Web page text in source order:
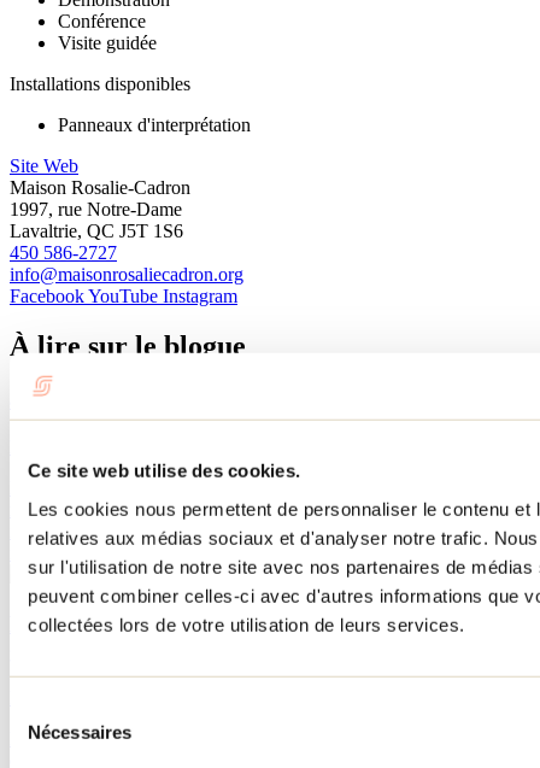
Ce site web utilise des cookies.
Les cookies nous permettent de personnaliser le contenu
relatives aux médias sociaux et d'analyser notre trafic.
sur l'utilisation de notre site avec nos partenaires de
peuvent combiner celles-ci avec d'autres informations que
collectées lors de votre utilisation de leurs services.
Nécessaires
Conférence
Visite guidée
Installations disponibles
Panneaux d'interprétation
Site Web
Maison Rosalie-Cadron
1997, rue Notre-Dame
Lavaltrie, QC J5T 1S6
450 586-2727
info@maisonrosaliecadron.org
FacebookYouTube Instagram
À lire sur le blogue
8 musées à découvrir absolument dans Lanaudière
musées fascinants où art, histoire, patrimoine et expériences
immersives se rencontrent pour surprendre toute la famille, peu
Berthier et ses îles : découvrir les environs cet été
Berthier et ses îles, un archipel à découvrir à pied, en vélo, en bateau